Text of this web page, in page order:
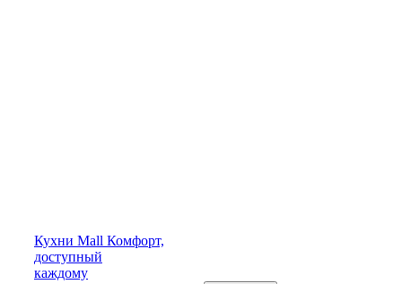
Кухни Mall Комфорт,
доступный
каждому